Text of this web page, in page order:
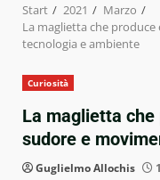
Start 2021
Marzo
La maglietta che
tecnologia e ambiente
Curiosità
La maglietta che
sudore e
Guglielmo Allochis